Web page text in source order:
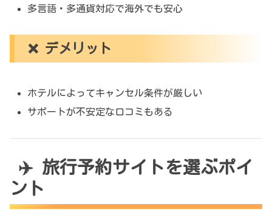
多言語・多通貨対応で海外でも安心
❌ デメリット
ホテルによってキャンセル条件が厳しい
サポートが不安定な口コミもある
✈️ 旅行予約サイトを選ぶポイ
ント